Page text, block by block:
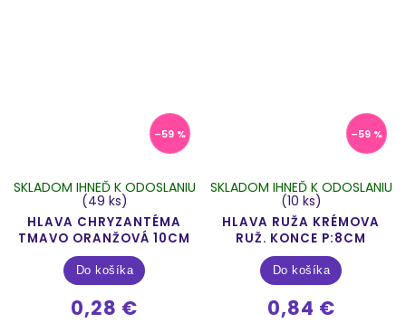
–59 %
HLAVA CHRYZANTÉMA
TMAVO ORANŽOVÁ 10CM
SKLADOM IHNEĎ K ODOSLANIU
(49 ks)
0,28 €
Do košíka
–59 %
HLAVA RUŽA KRÉMOVA
RUŽ. KONCE P:8CM
SKLADOM IHNEĎ K ODOSLANIU
(10 ks)
0,84 €
Do košíka